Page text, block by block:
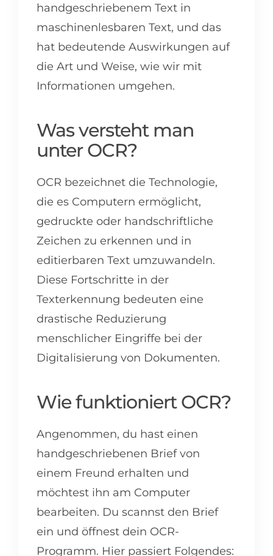
handgeschriebenem Text in
maschinenlesbaren Text, und das
hat bedeutende Auswirkungen auf
die Art und Weise, wie wir mit
Informationen umgehen.
Was versteht man
unter OCR?
OCR bezeichnet die Technologie,
die es Computern ermöglicht,
gedruckte oder handschriftliche
Zeichen zu erkennen und in
editierbaren Text umzuwandeln.
Diese Fortschritte in der
Texterkennung bedeuten eine
drastische Reduzierung
menschlicher Eingriffe bei der
Digitalisierung von Dokumenten.
Wie funktioniert OCR?
Angenommen, du hast einen
handgeschriebenen Brief von
einem Freund erhalten und
möchtest ihn am Computer
bearbeiten. Du scannst den Brief
ein und öffnest dein OCR-
Programm. Hier passiert Folgendes: